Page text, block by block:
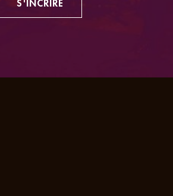
S'INCRIRE